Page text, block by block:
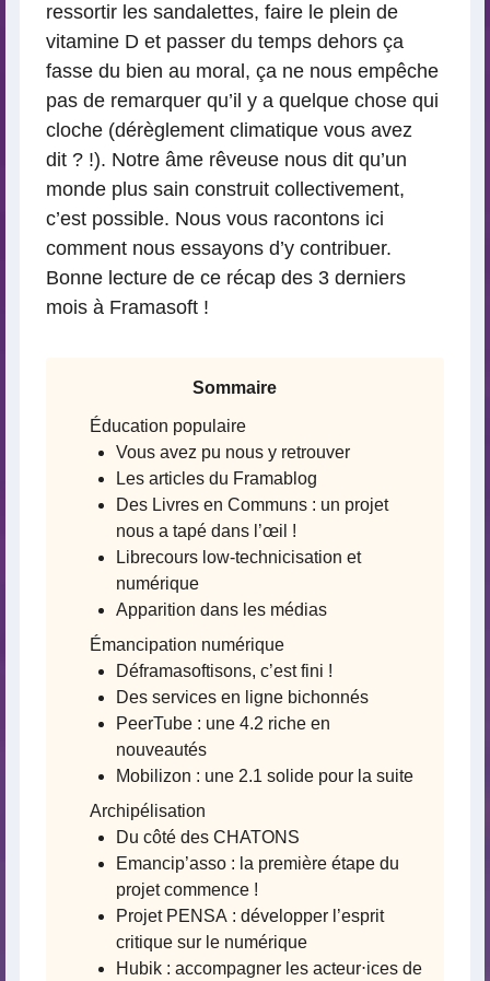
ressortir les sandalettes, faire le plein de
vitamine D et passer du temps dehors ça
fasse du bien au moral, ça ne nous empêche
pas de remarquer qu’il y a quelque chose qui
cloche (dérèglement climatique vous avez
dit ? !). Notre âme rêveuse nous dit qu’un
monde plus sain construit collectivement,
c’est possible. Nous vous racontons ici
comment nous essayons d’y contribuer.
Bonne lecture de ce récap des 3 derniers
mois à Framasoft !
Sommaire
Éducation populaire
Vous avez pu nous y retrouver
Les articles du Framablog
Des Livres en Communs : un projet
nous a tapé dans l’œil !
Librecours low-technicisation et
numérique
Apparition dans les médias
Émancipation numérique
Déframasoftisons, c’est fini !
Des services en ligne bichonnés
PeerTube : une 4.2 riche en
nouveautés
Mobilizon : une 2.1 solide pour la suite
Archipélisation
Du côté des CHATONS
Emancip’asso : la première étape du
projet commence !
Projet PENSA : développer l’esprit
critique sur le numérique
Hubik : accompagner les acteur⋅ices de